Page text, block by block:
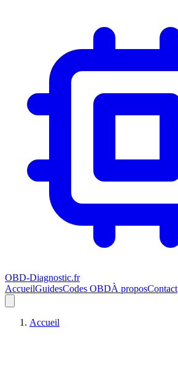
OBD-Diagnostic.fr
AccueilGuidesCodes OBDÀ proposContact
Accueil